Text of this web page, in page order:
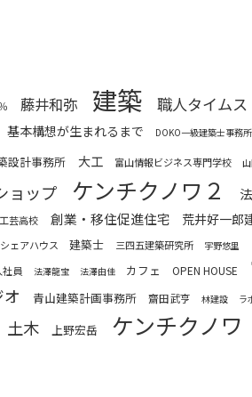
藤井和弥 建築 職人タイムス
基本構想が生まれるまで DOKO一級建築士事務所
設計事務所 大工 富山情報ビジネス専門学校
ョップ ケンチクノワ２
芸高校 創業・移住促進住宅 荒井好一郎
シェアハウス 建築士 三四五建築研究所 宇野悠里
社員 法澤龍宝 法澤由佳 カフェ OPEN HOUSE
青山建築計画事務所 齋田武亨 林建設 ラ
土木 上野宏岳 ケンチクノワ